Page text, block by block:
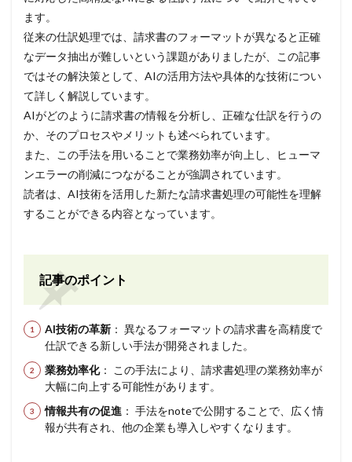
ます。
従来の仕訳処理では、請求書のフォーマットが異なると正確
なデータ抽出が難しいという課題がありましたが、この記事
ではその解決策として、AIの活用方法や具体的な技術につい
て詳しく解説しています。
AIがどのように請求書の情報を分析し、正確な仕訳を行うの
か、そのプロセスやメリットも述べられています。
また、この手法を用いることで業務効率が向上し、ヒューマ
ンエラーの削減につながることが強調されています。
読者は、AI技術を活用した新たな請求書処理の可能性を理解
することができる内容となっています。
記事のポイント
AI技術の革新 ： 異なるフォーマットの請求書を高精度で
仕訳できる新しい手法が開発されました。
業務効率化： この手法により、請求書処理の業務効率が
大幅に向上する可能性があります。
情報共有の促進 ： 手法をnoteで公開することで、広く情
報が共有され、他の企業も導入しやすくなります。